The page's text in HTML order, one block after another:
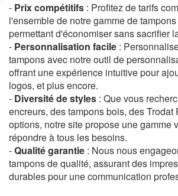
- Prix compétitifs : Profitez de tarifs
l'ensemble de notre gamme de
permettant d'économiser sans sacrifier
- Personnalisation facile :
tampons avec notre outil de
offrant une expérience intuitive pour
logos, et plus encore.
- Diversité de styles : Que vous
encreurs, des tampons bois, des Trodat
options, notre site propose une gamme
répondre à tous les besoins.
-Qualité garantie : Nous nous
tampons de qualité, assurant des
durables pour une communication